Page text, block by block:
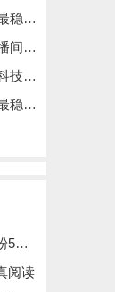
动了
实操
2W！
动了
纱!
阅读